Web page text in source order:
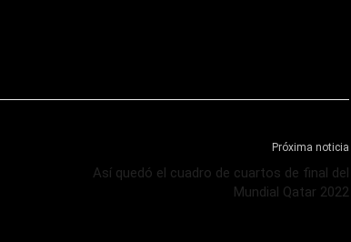
Próxima noticia
Así quedó el cuadro de cuartos de final del
Mundial Qatar 2022